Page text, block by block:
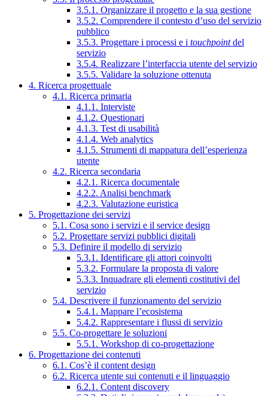
3.5.1. Organizzare il progetto e la sua gestione
3.5.2. Comprendere il contesto d’uso del servizio
pubblico
3.5.3. Progettare i processi e i touchpointdel
servizio
3.5.4. Realizzare l’interfaccia utente del servizio
3.5.5. Validare la soluzione ottenuta
4. Ricerca progettuale
4.1. Ricerca primaria
4.1.1. Interviste
4.1.2. Questionari
4.1.3. Test di usabilità
4.1.4. Web analytics
4.1.5. Strumenti di mappatura dell’esperienza
utente
4.2. Ricerca secondaria
4.2.1. Ricerca documentale
4.2.2. Analisi benchmark
4.2.3. Valutazione euristica
5. Progettazione dei servizi
5.1. Cosa sono i servizi e il service design
5.2. Progettare servizi pubblici digitali
5.3. Definire il modello di servizio
5.3.1. Identificare gli attori coinvolti
5.3.2. Formulare la proposta di valore
5.3.3. Inquadrare gli elementi costitutivi del
servizio
5.4. Descrivere il funzionamento del servizio
5.4.1. Mappare l’ecosistema
5.4.2. Rappresentare i flussi di servizio
5.5. Co-progettare le soluzioni
5.5.1. Workshop di co-progettazione
6. Progettazione dei contenuti
6.1. Cos’è il content design
6.2. Ricerca utente sui contenuti e il linguaggio
6.2.1. Content discovery